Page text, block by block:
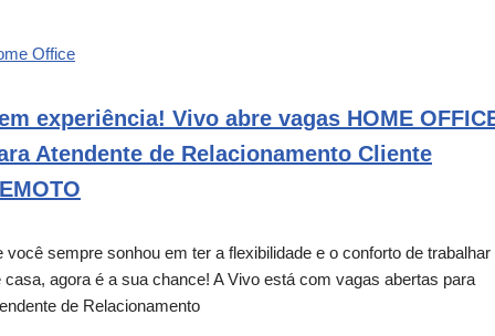
Office
experiência! Vivo abre vagas HOME
Atendente de Relacionamento Cliente
você sempre sonhou em ter a flexibilidade e o conforto de trabalhar
casa, agora é a sua chance! A Vivo está com vagas abertas para
de Relacionamento